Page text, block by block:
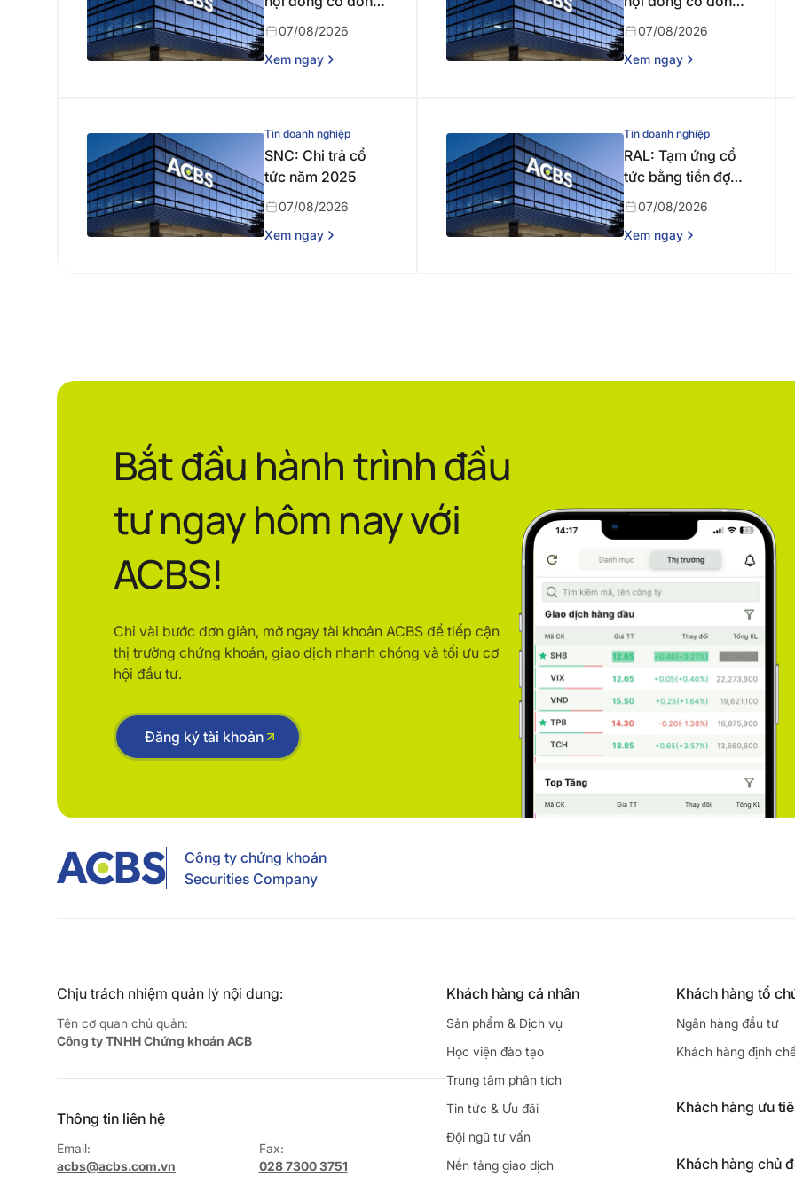
thường niên năm
2026
07/08/2026
Xem ngay
bất thường năm
2026 lần thứ nhất
07/08/2026
Xem ngay
Tin doanh nghiệp
SNC: Chi trả cổ
tức năm 2025
07/08/2026
Xem ngay
Tin doanh nghiệp
RAL: Tạm ứng cổ
tức bằng tiền đợt 1
năm 2026
07/08/2026
Xem ngay
Bắt đầu hành trình đầu
tư ngay hôm nay với
ACBS!
Chỉ vài bước đơn giản, mở ngay tài khoản ACBS để tiếp cận
thị trường chứng khoán, giao dịch nhanh chóng và tối ưu cơ
hội đầu tư.
Đăng ký tài khoản
Công ty chứng khoán
Securities Company
Chịu trách nhiệm quản lý nội dung:
Tên cơ quan chủ quản:
Công ty TNHH Chứng khoán ACB
Thông tin liên hệ
Email:
acbs@acbs.com.vn
Fax:
028 7300 3751
Khách hàng cá nhân
Sản phẩm & Dịch vụ
Học viện đào tạo
Trung tâm phân tích
Tin tức & Ưu đãi
Đội ngũ tư vấn
Nền tảng giao dịch
Khách hàng tổ
Ngân hàng đầu tư
Khách hàng định
Khách hàng ưu
Khách hàng chủ